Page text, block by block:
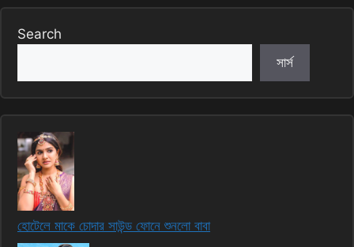
Search
সার্স
হোটেলে মাকে চোদার সাউন্ড ফোনে শুনলো বাবা